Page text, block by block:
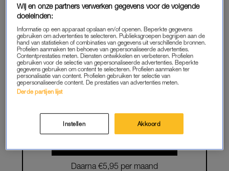
artikelen
Lees LINDA.magazine online
Geniet van te gekke winacties en
lekkere puzzels
Daarna €5,95 per maand
Wij en onze partners verwerken gegevens voor de volgende
doeleinden:
Informatie op een apparaat opslaan en/of openen. Beperkte gegevens
gebruiken om advertenties te selecteren. Publieksgroepen begrijpen aan de
hand van statistieken of combinaties van gegevens uit verschillende bronnen.
Profielen aanmaken ten behoeve van gepersonaliseerde advertenties.
Contentprestaties meten. Diensten ontwikkelen en verbeteren. Profielen
gebruiken voor de selectie van gepersonaliseerde advertenties. Beperkte
gegevens gebruiken om content te selecteren. Profielen aanmaken ter
personalisatie van content. Profielen gebruiken ter selectie van
gepersonaliseerde content. De prestaties van advertenties meten.
Derde partijen lijst
Instellen Akkoord